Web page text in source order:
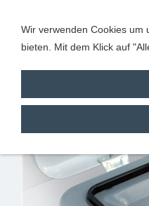
Wir verwenden Cookies um
bieten. Mit dem Klick auf